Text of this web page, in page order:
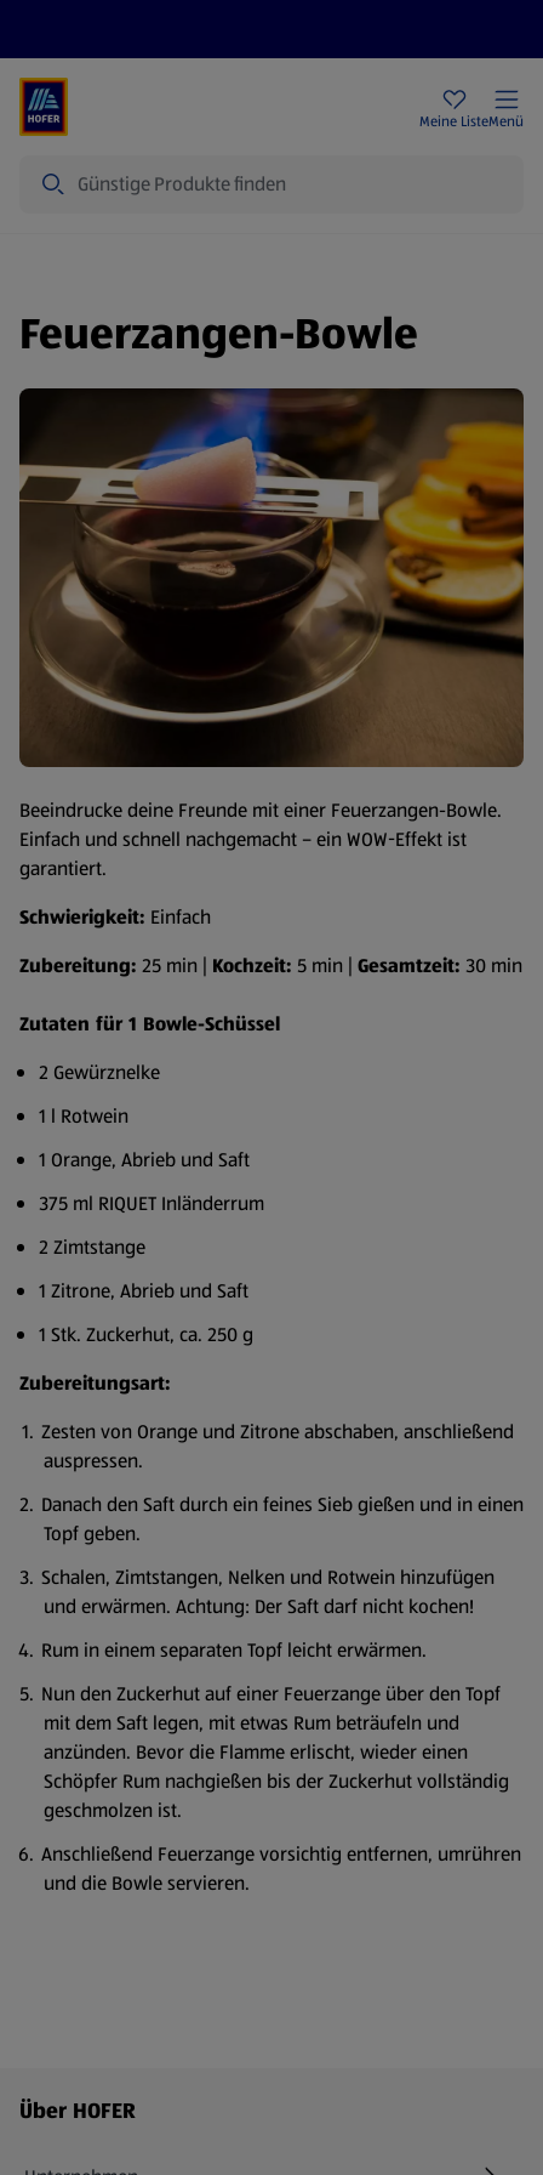
Meine ListeMenü
Feuerzangen-Bowle
Beeindrucke deine Freunde mit einer Feuerzangen-Bowle.
Einfach und schnell nachgemacht – ein WOW-Effekt ist
garantiert.
Schwierigkeit: Einfach
Zubereitung: 25 min | Kochzeit: 5 min | Gesamtzeit: 30 min
Zutaten für 1 Bowle-Schüssel
2 Gewürznelke
1 l Rotwein
1 Orange, Abrieb und Saft
375 ml RIQUET Inländerrum
2 Zimtstange
1 Zitrone, Abrieb und Saft
1 Stk. Zuckerhut, ca. 250 g
Zubereitungsart:
Zesten von Orange und Zitrone abschaben, anschließend
auspressen.
Danach den Saft durch ein feines Sieb gießen und in einen
Topf geben.
Schalen, Zimtstangen, Nelken und Rotwein hinzufügen
und erwärmen. Achtung: Der Saft darf nicht kochen!
Rum in einem separaten Topf leicht erwärmen.
Nun den Zuckerhut auf einer Feuerzange über den Topf
mit dem Saft legen, mit etwas Rum beträufeln und
anzünden. Bevor die Flamme erlischt, wieder einen
Schöpfer Rum nachgießen bis der Zuckerhut vollständig
geschmolzen ist.
Anschließend Feuerzange vorsichtig entfernen, umrühren
und die Bowle servieren.
Fußzeilenmenü - weitere Links
Über HOFER